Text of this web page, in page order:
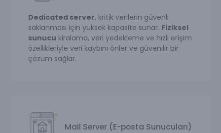
Dedicated server, kritik verilerin güvenli
saklanması için yüksek kapasite sunar. Fiziksel
sunucu kiralama, veri yedekleme ve hızlı erişim
özellikleriyle veri kaybını önler ve güvenilir bir
çözüm sağlar.
Mail Server (E-posta Sunucuları)